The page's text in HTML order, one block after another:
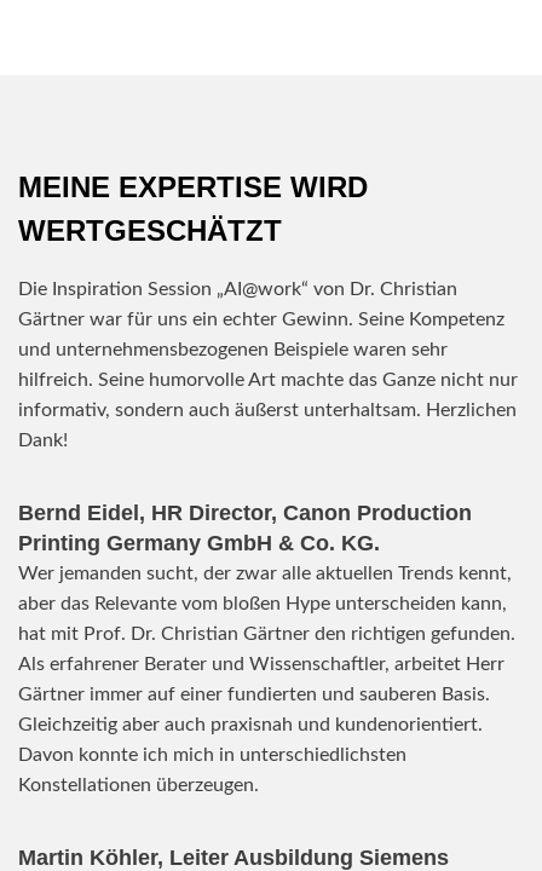
MEINE EXPERTISE WIRD
WERTGESCHÄTZT
Die Inspiration Session „AI@work“ von Dr. Christian
Gärtner war für uns ein echter Gewinn. Seine Kompetenz
und unternehmensbezogenen Beispiele waren sehr
hilfreich. Seine humorvolle Art machte das Ganze nicht nur
informativ, sondern auch äußerst unterhaltsam. Herzlichen
Dank!
Bernd Eidel, HR Director, Canon Production
Printing Germany GmbH & Co. KG.
Wer jemanden sucht, der zwar alle aktuellen Trends kennt,
aber das Relevante vom bloßen Hype unterscheiden kann,
hat mit Prof. Dr. Christian Gärtner den richtigen gefunden.
Als erfahrener Berater und Wissenschaftler, arbeitet Herr
Gärtner immer auf einer fundierten und sauberen Basis.
Gleichzeitig aber auch praxisnah und kundenorientiert.
Davon konnte ich mich in unterschiedlichsten
Konstellationen überzeugen.
Martin Köhler, Leiter Ausbildung Siemens